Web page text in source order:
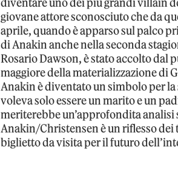
giovane attore sconosciuto che da
aprile, quando è apparso sul palco
di Anakin anche nella seconda
Rosario Dawson, è stato accolto dal
maggiore della materializzazione di
Anakin è diventato un simbolo per la
voleva solo essere un marito e un
meriterebbe un’approfondita
Anakin/Christensen è un riflesso
biglietto da visita per il futuro